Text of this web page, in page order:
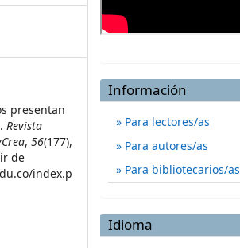
presentan
Revista
,56(177),
de
index.p
Información
Para lectores/as
Para autores/as
Para bibliotecarios/as
Idioma